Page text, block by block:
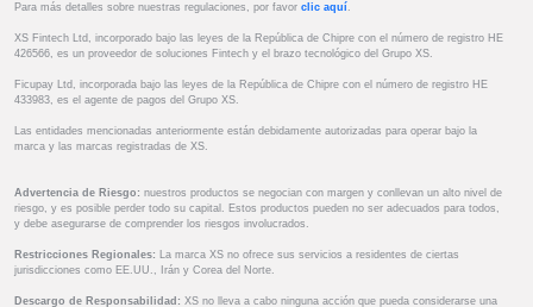
Para más detalles sobre nuestras regulaciones, por favor clic aquí .
XS Fintech Ltd, incorporado bajo las leyes de la República de Chipre con el número de registro HE
426566, es un proveedor de soluciones Fintech y el brazo tecnológico del Grupo XS.
Ficupay Ltd, incorporada bajo las leyes de la República de Chipre con el número de registro HE
433983, es el agente de pagos del Grupo XS.
Las entidades mencionadas anteriormente están debidamente autorizadas para operar bajo la
marca y las marcas registradas de XS.
Advertencia de Riesgo: nuestros productos se negocian con margen y conllevan un alto nivel de
riesgo, y es posible perder todo su capital. Estos productos pueden no ser adecuados para todos,
y debe asegurarse de comprender los riesgos involucrados.
Restricciones Regionales: La marca XS no ofrece sus servicios a residentes de ciertas
jurisdicciones como EE.UU., Irán y Corea del Norte.
Descargo de Responsabilidad: XS no lleva a cabo ninguna acción que pueda considerarse una